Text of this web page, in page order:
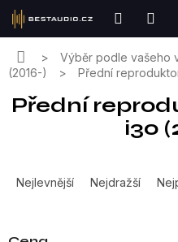
Přejít
obsah
DomůVýběr podle vašeho
(2016-)
Přední
Přední
i30
a
n
Nejlevnější Nejdražší